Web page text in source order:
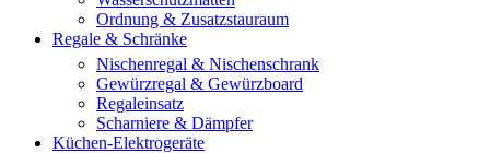
Ordnung & Zusatzstauraum
Regale & Schränke
Nischenregal & Nischenschrank
Gewürzregal & Gewürzboard
Regaleinsatz
Scharniere & Dämpfer
Küchen-Elektrogeräte